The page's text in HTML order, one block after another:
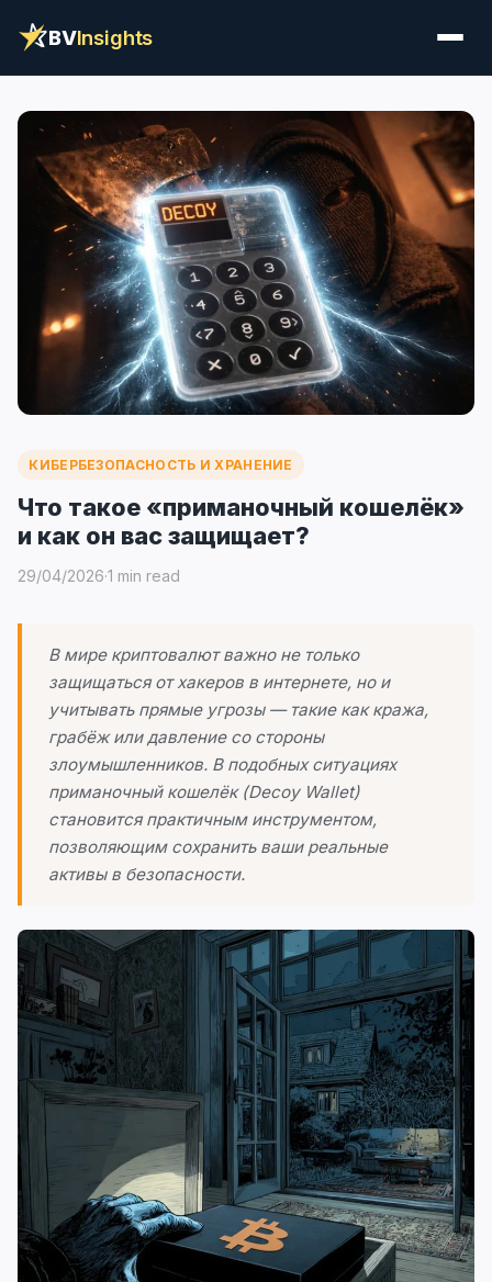
BVInsights
КИБЕРБЕЗОПАСНОСТЬ И ХРАНЕНИЕ
Что такое «приманочный кошелёк»
и как он вас защищает?
29/04/2026·1 min read
В мире криптовалют важно не только
защищаться от хакеров в интернете, но и
учитывать прямые угрозы — такие как кража,
грабёж или давление со стороны
злоумышленников. В подобных ситуациях
приманочный кошелёк (Decoy Wallet)
становится практичным инструментом,
позволяющим сохранить ваши реальные
активы в безопасности.